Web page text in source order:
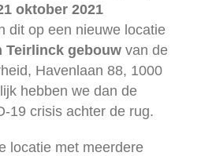
oktober 2021
dit op een nieuwe locatie
Teirlinck gebouw van de
Havenlaan 88, 1000
hebben we dan de
19 crisis achter de rug.
locatie met meerdere